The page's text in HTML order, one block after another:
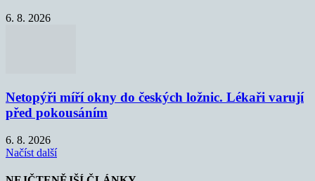
6. 8. 2026
Netopýři míří okny do českých ložnic. Lékaři varují
před pokousáním
6. 8. 2026
Načíst další